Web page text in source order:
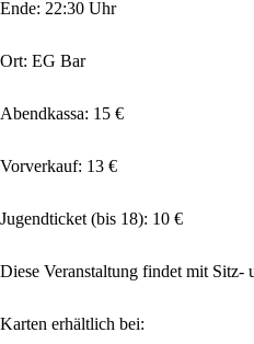
Ende: 22:30 Uhr
Ort: EG Bar
Abendkassa: 15 €
Vorverkauf: 13 €
Jugendticket (bis 18): 10 €
Diese Veranstaltung findet mit Sitz-
Karten erhältlich bei: